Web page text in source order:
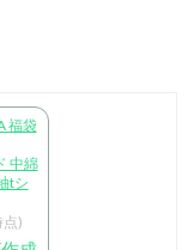
福袋
中綿
tシ
)